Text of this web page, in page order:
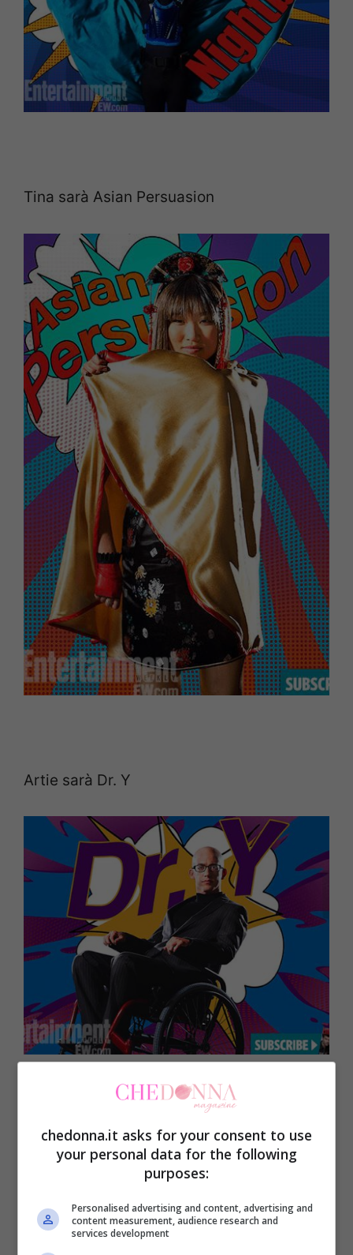
Tina sarà Asian Persuasion
Artie sarà Dr. Y
Kitty sarà Femme Fatale e Marley sarà
Woman Fierce
chedonna.it asks for your consent to use
your personal data for the following
purposes:
Personalised advertising and content, advertising and
content measurement, audience research and
services development